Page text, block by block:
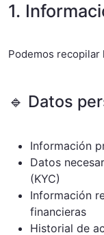
1.
Podemos
🔹 Datos
Información
Datos
(KYC)
Información
financieras
Historial de